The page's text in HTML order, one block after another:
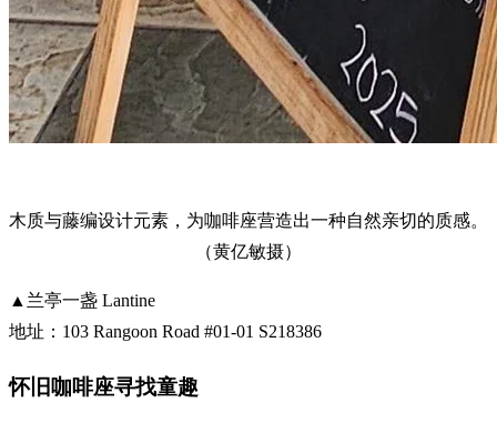
木质与藤编设计元素，为咖啡座营造出一种自然亲切的质感。
（黄亿敏摄）
▲兰亭一盏 Lantine
地址：103 Rangoon Road #01-01 S218386
怀旧咖啡座寻找童趣